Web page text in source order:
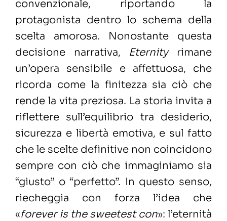
convenzionale, riportando la
protagonista dentro lo schema della
scelta amorosa. Nonostante questa
decisione narrativa, Eternity rimane
un’opera sensibile e affettuosa, che
ricorda come la finitezza sia ciò che
rende la vita preziosa. La storia invita a
riflettere sull’equilibrio tra desiderio,
sicurezza e libertà emotiva, e sul fatto
che le scelte definitive non coincidono
sempre con ciò che immaginiamo sia
“giusto” o “perfetto”. In questo senso,
riecheggia con forza l’idea che
«forever is the sweetest con»: l’eternità